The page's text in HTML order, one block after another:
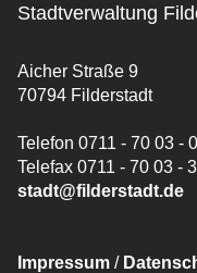
Stadtverwaltung
Aicher Straße 9
70794 Filderstadt
Telefon 0711 - 70 03 - 0
Telefax 0711 - 70 03 -
stadt@filderstadt.de
Impressum /